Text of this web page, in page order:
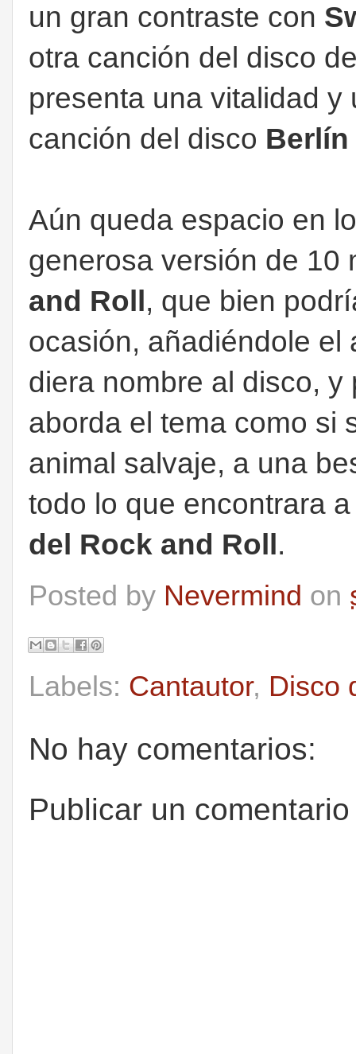
un gran contraste con
otra canción del disco
presenta una vitalidad
canción del disco Berlín
Aún queda espacio en
generosa versión de
and Roll , que bien
ocasión, añadiéndole el
diera nombre al disco,
aborda el tema como si
animal salvaje, a una
todo lo que encontrara
del Rock and Roll .
Posted by Nevermind on
Labels: Cantautor, Disco
No hay comentarios:
Publicar un comentario